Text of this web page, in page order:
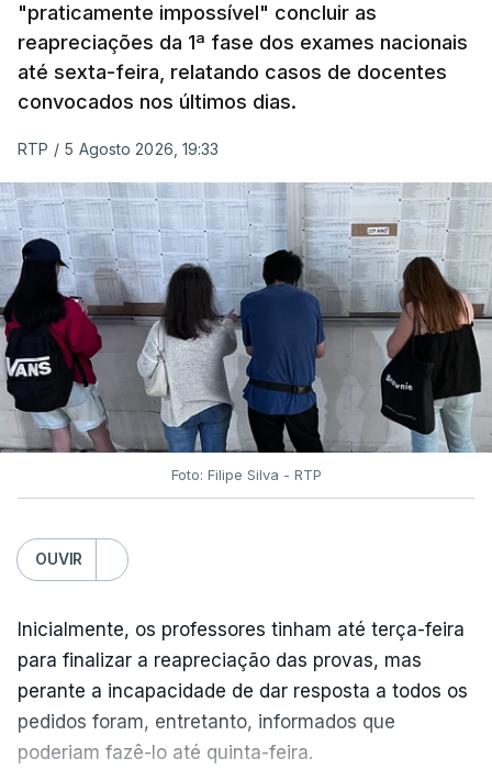
"praticamente impossível" concluir as
reapreciações da 1ª fase dos exames nacionais
até sexta-feira, relatando casos de docentes
convocados nos últimos dias.
RTP / 5 Agosto 2026, 19:33
Foto: Filipe Silva - RTP
OUVIR
Inicialmente, os professores tinham até terça-feira
para finalizar a reapreciação das provas, mas
perante a incapacidade de dar resposta a todos os
pedidos foram, entretanto, informados que
poderiam fazê-lo até quinta-feira.